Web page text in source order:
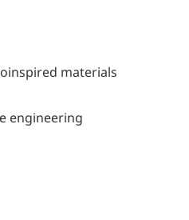
materials
engineering